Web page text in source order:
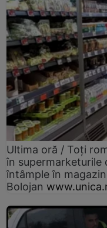
Ultima oră / Toți
în supermarketurile
întâmple în
Bolojan